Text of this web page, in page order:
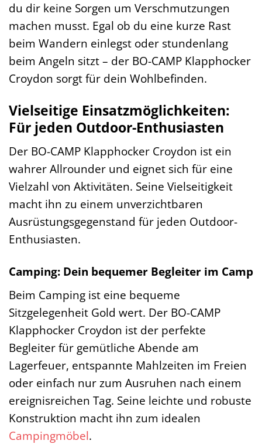
du dir keine Sorgen um Verschmutzungen
machen musst. Egal ob du eine kurze Rast
beim Wandern einlegst oder stundenlang
beim Angeln sitzt – der BO-CAMP Klapphocker
Croydon sorgt für dein Wohlbefinden.
Vielseitige Einsatzmöglichkeiten:
Für jeden Outdoor-Enthusiasten
Der BO-CAMP Klapphocker Croydon ist ein
wahrer Allrounder und eignet sich für eine
Vielzahl von Aktivitäten. Seine Vielseitigkeit
macht ihn zu einem unverzichtbaren
Ausrüstungsgegenstand für jeden Outdoor-
Enthusiasten.
Camping: Dein bequemer Begleiter im Camp
Beim Camping ist eine bequeme
Sitzgelegenheit Gold wert. Der BO-CAMP
Klapphocker Croydon ist der perfekte
Begleiter für gemütliche Abende am
Lagerfeuer, entspannte Mahlzeiten im Freien
oder einfach nur zum Ausruhen nach einem
ereignisreichen Tag. Seine leichte und robuste
Konstruktion macht ihn zum idealen
Campingmöbel.